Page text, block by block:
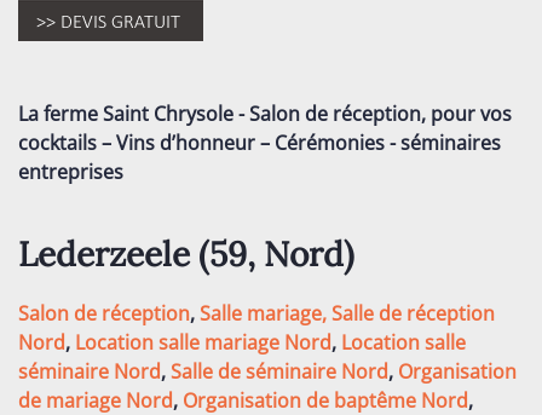
La ferme Saint Chrysole - Salon de réception, pour vos
cocktails – Vins d’honneur – Cérémonies - séminaires
entreprises
Lederzeele (59, Nord)
Salon de réception,Salle mariage,Salle de réception
Nord, Location salle mariage Nord, Location salle
séminaire Nord,Salle de séminaire Nord, Organisation
de mariage Nord, Organisation de baptême Nord,